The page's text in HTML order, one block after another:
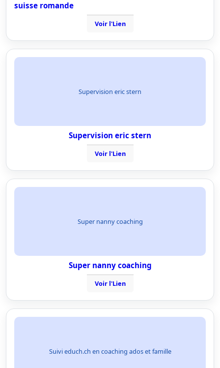
suisse romande
Voir l'Lien
Supervision eric stern
Supervision eric stern
Voir l'Lien
Super nanny coaching
Super nanny coaching
Voir l'Lien
Suivi educh.ch en coaching ados et famille